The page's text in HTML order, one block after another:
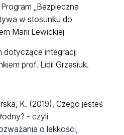
„Bezpieczna
w stosunku do
Marii Lewickiej
dotyczące integracji
prof. Lidii Grzesiuk.
K. (2019), Czego jesteś
- czyli
o lekkości,